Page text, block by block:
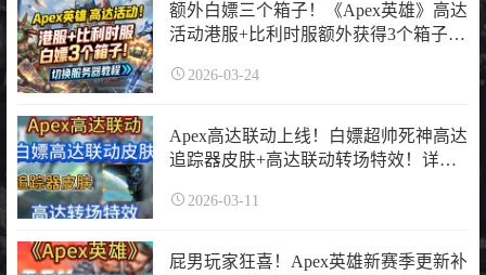
额外白嫖三个箱子！《Apex英雄》高达
活动港服+比利时服额外获得3个箱子，
2026-03-24
Apex高达联动上线！白嫖超帅死神高达
追踪器皮肤+高达联动转场特效！详细
2026-03-11
屁男玩家狂喜！Apex英雄新赛季更新补